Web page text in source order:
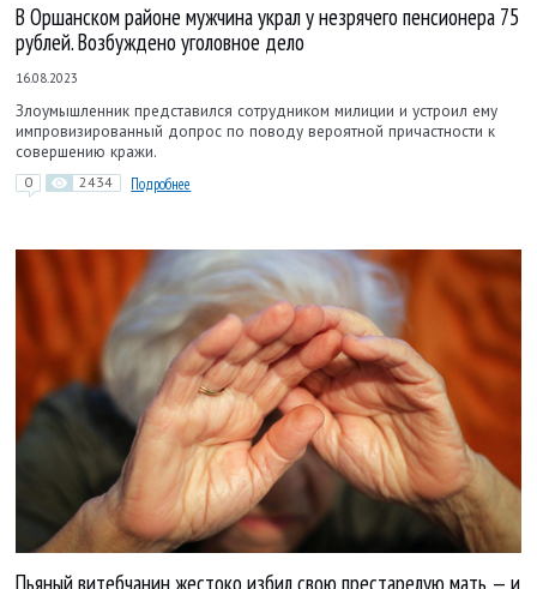
В Оршанском районе мужчина украл у незрячего пенсионера 75
рублей. Возбуждено уголовное дело
16.08.2023
Злоумышленник представился сотрудником милиции и устроил ему
импровизированный допрос по поводу вероятной причастности к
совершению кражи.
0 2434 Подробнее
Пьяный витебчанин жестоко избил свою престарелую мать — и